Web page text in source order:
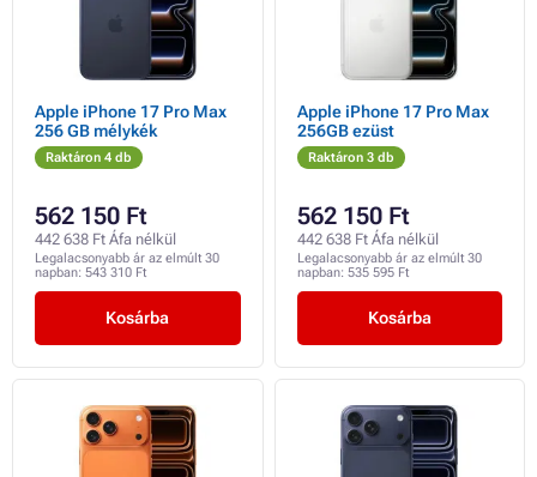
Apple iPhone 17 Pro Max
256 GB mélykék
Raktáron 4 db
562 150 Ft
442 638 Ft Áfa nélkül
Legalacsonyabb ár az elmúlt 30
napban: 543 310 Ft
Kosárba
Apple iPhone 17 Pro Max
256GB ezüst
Raktáron 3 db
562 150 Ft
442 638 Ft Áfa nélkül
Legalacsonyabb ár az elmúlt 30
napban: 535 595 Ft
Kosárba